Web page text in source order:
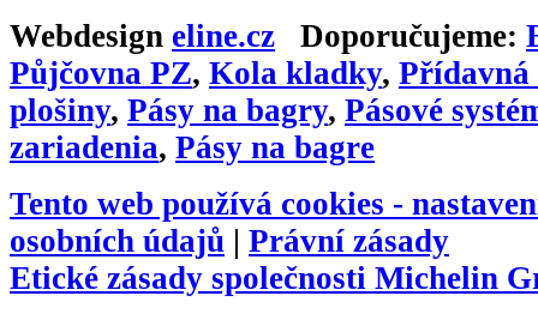
Webdesign eline.cz Doporučujeme:
Půjčovna PZ, Kola kladky, Přídavná
plošiny, Pásy na bagry, Pásové
zariadenia, Pásy na bagre
Tento web používá cookies -
osobních údajů | Právní zásady
Etické zásady společnosti Michelin